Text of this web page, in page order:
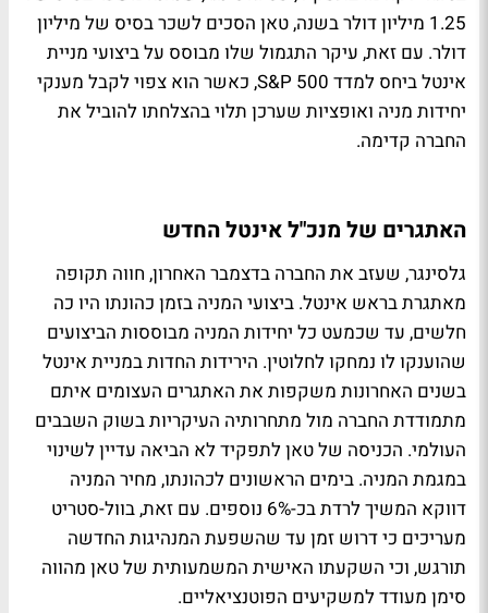
1.25 מיליון דולר בשנה, טאן הסכים לשכר בסיס של מיליון
דולר. עם זאת, עיקר התגמול שלו מבוסס על ביצועי מניית
אינטל ביחס למדד S&P 500, כאשר הוא צפוי לקבל מענקי
יחידות מניה ואופציות שערכן תלוי בהצלחתו להוביל את
החברה קדימה.
האתגרים של מנכ"ל אינטל החדש
גלסינגר, שעזב את החברה בדצמבר האחרון, חווה תקופה
מאתגרת בראש אינטל. ביצועי המניה בזמן כהונתו היו כה
חלשים, עד שכמעט כל יחידות המניה מבוססות הביצועים
שהוענקו לו נמחקו לחלוטין. הירידות החדות במניית אינטל
בשנים האחרונות משקפות את האתגרים העצומים איתם
מתמודדת החברה מול מתחרותיה העיקריות בשוק השבבים
העולמי. הכניסה של טאן לתפקיד לא הביאה עדיין לשינוי
במגמת המניה. בימים הראשונים לכהונתו, מחיר המניה
דווקא המשיך לרדת בכ-6% נוספים. עם זאת, בוול-סטריט
מעריכים כי דרוש זמן עד שהשפעת המנהיגות החדשה
תורגש, וכי השקעתו האישית המשמעותית של טאן מהווה
סימן מעודד למשקיעים הפוטנציאליים.